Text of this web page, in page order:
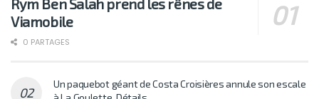
Rym Ben Salah prend les rênes de
Viamobile
0 PARTAGES
Un paquebot géant de Costa Croisières annule son escale